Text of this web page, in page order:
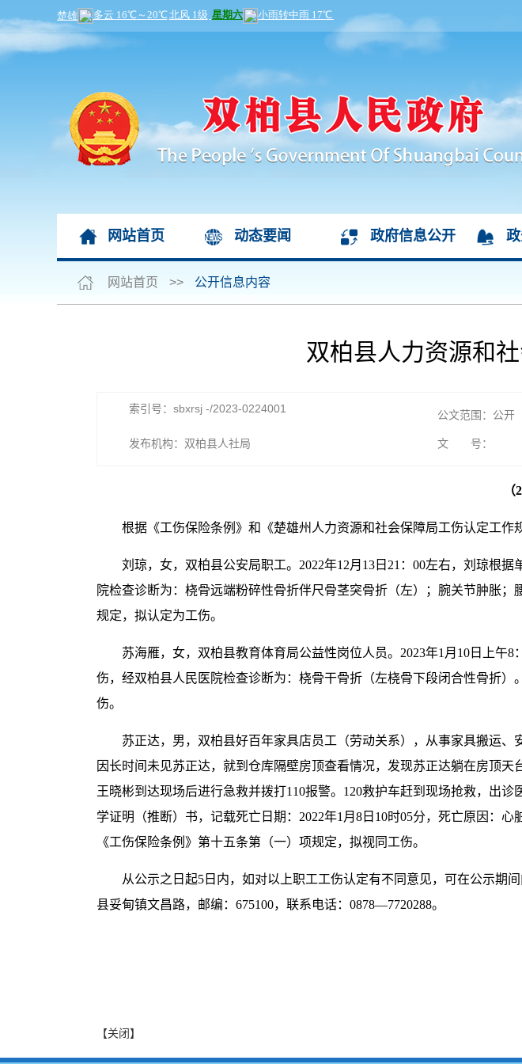
网站首页 动态要闻 政府信息公开
网站首页 >> 公开信息内容
双柏县人力资源和
索引号：sbxrsj -/2023-0224001 公文范围：公开
发布机构：双柏县人社局 文 号：
根据《工伤保险条例》和《楚雄州人力资源和社会保障局工伤认定工作
刘琼，女，双柏县公安局职工。2022年12月13日21：00左右，刘琼根
院检查诊断为：桡骨远端粉碎性骨折伴尺骨茎突骨折（左）；腕关节肿胀
规定，拟认定为工伤。
苏海雁，女，双柏县教育体育局公益性岗位人员。2023年1月10日上午
伤，经双柏县人民医院检查诊断为：桡骨干骨折（左桡骨下段闭合性骨折
伤。
苏正达，男，双柏县好百年家具店员工（劳动关系），从事家具搬运、
因长时间未见苏正达，就到仓库隔壁房顶查看情况，发现苏正达躺在房顶
王晓彬到达现场后进行急救并拨打110报警。120救护车赶到现场抢救，出
学证明（推断）书，记载死亡日期：2022年1月8日10时05分，死亡原因：
《工伤保险条例》第十五条第（一）项规定，拟视同工伤。
从公示之日起5日内，如对以上职工工伤认定有不同意见，可在公示期
县妥甸镇文昌路，邮编：675100，联系电话：0878—7720288。
【关闭】